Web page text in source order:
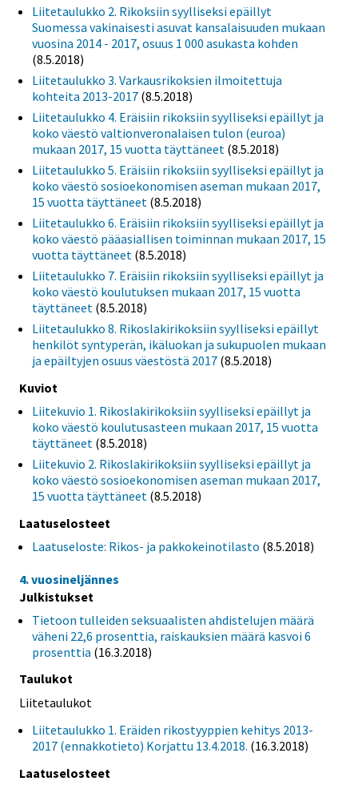
Liitetaulukko 2. Rikoksiin syylliseksi epäillyt
Suomessa vakinaisesti asuvat kansalaisuuden mukaan
vuosina 2014 - 2017, osuus 1 000 asukasta kohden
(8.5.2018)
Liitetaulukko 3. Varkausrikoksien ilmoitettuja
kohteita 2013-2017 (8.5.2018)
Liitetaulukko 4. Eräisiin rikoksiin syylliseksi epäillyt ja
koko väestö valtionveronalaisen tulon (euroa)
mukaan 2017, 15 vuotta täyttäneet (8.5.2018)
Liitetaulukko 5. Eräisiin rikoksiin syylliseksi epäillyt ja
koko väestö sosioekonomisen aseman mukaan 2017,
15 vuotta täyttäneet (8.5.2018)
Liitetaulukko 6. Eräisiin rikoksiin syylliseksi epäillyt ja
koko väestö pääasiallisen toiminnan mukaan 2017, 15
vuotta täyttäneet (8.5.2018)
Liitetaulukko 7. Eräisiin rikoksiin syylliseksi epäillyt ja
koko väestö koulutuksen mukaan 2017, 15 vuotta
täyttäneet (8.5.2018)
Liitetaulukko 8. Rikoslakirikoksiin syylliseksi epäillyt
henkilöt syntyperän, ikäluokan ja sukupuolen mukaan
ja epäiltyjen osuus väestöstä 2017 (8.5.2018)
Kuviot
Liitekuvio 1. Rikoslakirikoksiin syylliseksi epäillyt ja
koko väestö koulutusasteen mukaan 2017, 15 vuotta
täyttäneet (8.5.2018)
Liitekuvio 2. Rikoslakirikoksiin syylliseksi epäillyt ja
koko väestö sosioekonomisen aseman mukaan 2017,
15 vuotta täyttäneet (8.5.2018)
Laatuselosteet
Laatuseloste: Rikos- ja pakkokeinotilasto (8.5.2018)
4. vuosineljännes
Julkistukset
Tietoon tulleiden seksuaalisten ahdistelujen määrä
väheni 22,6 prosenttia, raiskauksien määrä kasvoi 6
prosenttia (16.3.2018)
Taulukot
Liitetaulukot
Liitetaulukko 1. Eräiden rikostyyppien kehitys 2013-
2017 (ennakkotieto) Korjattu 13.4.2018. (16.3.2018)
Laatuselosteet